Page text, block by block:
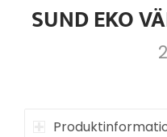
SUND EKO